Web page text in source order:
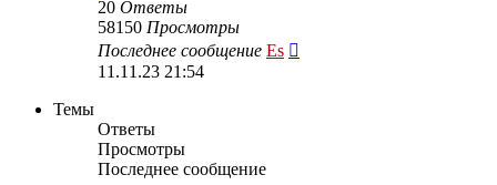
20 Ответы
58150 Просмотры
Последнее сообщение Es
11.11.23 21:54
Темы
Ответы
Просмотры
Последнее сообщение